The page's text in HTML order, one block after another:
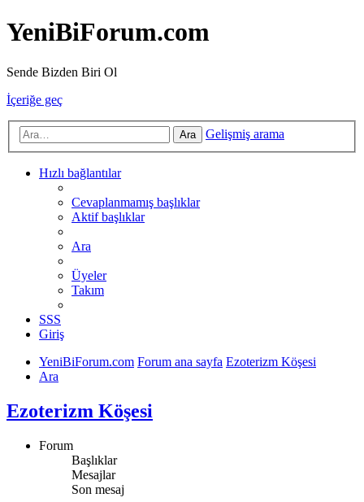
YeniBiForum.com
Sende Bizden Biri Ol
İçeriğe geç
Ara Gelişmiş arama
Hızlı bağlantılar
Cevaplanmamış başlıklar
Aktif başlıklar
Ara
Üyeler
Takım
SSS
Giriş
YeniBiForum.com Forum ana sayfa Ezoterizm Köşesi
Ara
Ezoterizm Köşesi
Forum
Başlıklar
Mesajlar
Son mesaj